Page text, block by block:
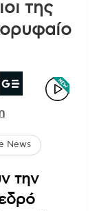
της
News
την